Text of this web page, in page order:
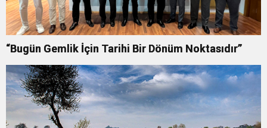
“Bugün Gemlik İçin Tarihi Bir Dönüm Noktasıdır”